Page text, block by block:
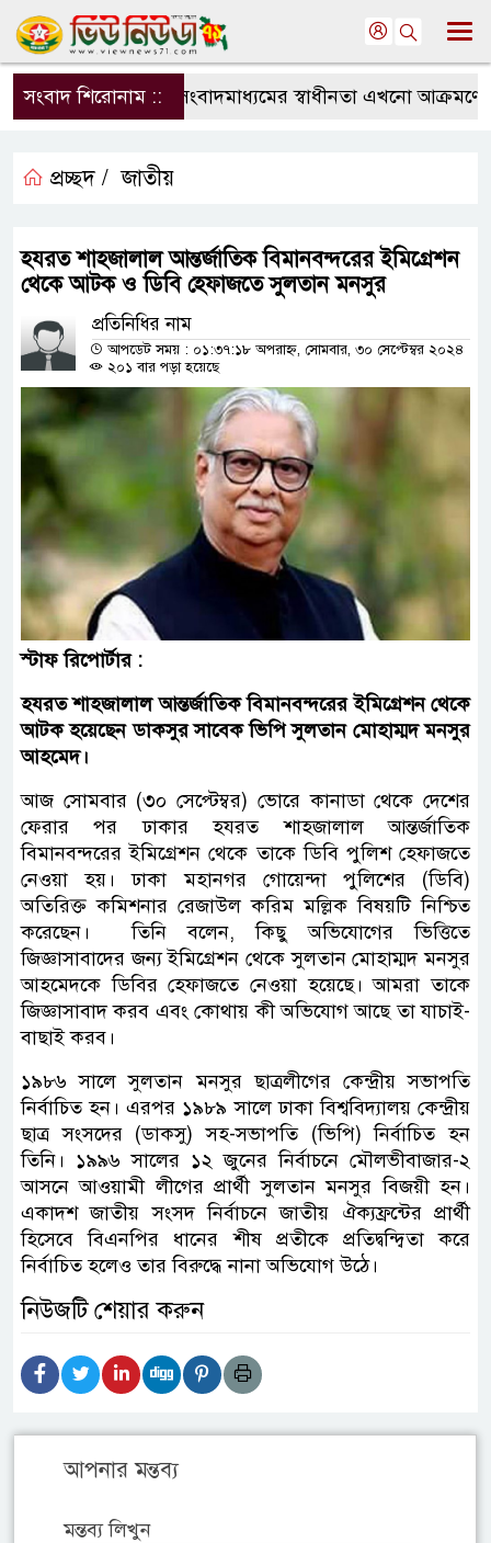
সংবাদ শিরোনাম ::সংবাদমাধ্যমের স্বাধীনতা এখনো আক্রমণের
প্রচ্ছদ / জাতীয়
হযরত শাহজালাল আন্তর্জাতিক বিমানবন্দরের ইমিগ্রেশন
থেকে আটক ও ডিবি হেফাজতে সুলতান মনসুর
প্রতিনিধির নাম
আপডেট সময় : ০১:৩৭:১৮ অপরাহ্ন, সোমবার, ৩০ সেপ্টেম্বর ২০২৪
২০১ বার পড়া হয়েছে
স্টাফ রিপোর্টার :
হযরত শাহজালাল আন্তর্জাতিক বিমানবন্দরের ইমিগ্রেশন থেকে
আটক হয়েছেন ডাকসুর সাবেক ভিপি সুলতান মোহাম্মদ মনসুর
আহমেদ।
আজ সোমবার (৩০ সেপ্টেম্বর) ভোরে কানাডা থেকে দেশের
ফেরার পর ঢাকার হযরত শাহজালাল আন্তর্জাতিক
বিমানবন্দরের ইমিগ্রেশন থেকে তাকে ডিবি পুলিশ হেফাজতে
নেওয়া হয়। ঢাকা মহানগর গোয়েন্দা পুলিশের (ডিবি)
অতিরিক্ত কমিশনার রেজাউল করিম মল্লিক বিষয়টি নিশ্চিত
করেছেন। তিনি বলেন, কিছু অভিযোগের ভিত্তিতে
জিজ্ঞাসাবাদের জন্য ইমিগ্রেশন থেকে সুলতান মোহাম্মদ মনসুর
আহমেদকে ডিবির হেফাজতে নেওয়া হয়েছে। আমরা তাকে
জিজ্ঞাসাবাদ করব এবং কোথায় কী অভিযোগ আছে তা যাচাই-
বাছাই করব।
১৯৮৬ সালে সুলতান মনসুর ছাত্রলীগের কেন্দ্রীয় সভাপতি
নির্বাচিত হন। এরপর ১৯৮৯ সালে ঢাকা বিশ্ববিদ্যালয় কেন্দ্রীয়
ছাত্র সংসদের (ডাকসু) সহ-সভাপতি (ভিপি) নির্বাচিত হন
তিনি। ১৯৯৬ সালের ১২ জুনের নির্বাচনে মৌলভীবাজার-২
আসনে আওয়ামী লীগের প্রার্থী সুলতান মনসুর বিজয়ী হন।
একাদশ জাতীয় সংসদ নির্বাচনে জাতীয় ঐক্যফ্রন্টের প্রার্থী
হিসেবে বিএনপির ধানের শীষ প্রতীকে প্রতিদ্বন্দ্বিতা করে
নির্বাচিত হলেও তার বিরুদ্ধে নানা অভিযোগ উঠে।
নিউজটি শেয়ার করুন
আপনার মন্তব্য
মন্তব্য লিখুন